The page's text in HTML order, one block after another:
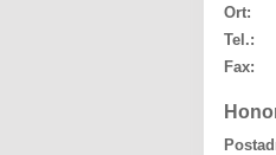
Ort:
Tel.:
Fax: